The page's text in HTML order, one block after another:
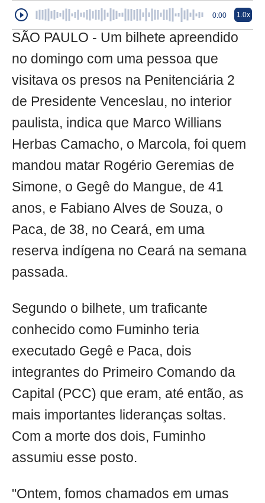
0:00 1.0x
SÃO PAULO - Um bilhete apreendido
no domingo com uma pessoa que
visitava os presos na Penitenciária 2
de Presidente Venceslau, no interior
paulista, indica que Marco Willians
Herbas Camacho, o Marcola, foi quem
mandou matar Rogério Geremias de
Simone, o Gegê do Mangue, de 41
anos, e Fabiano Alves de Souza, o
Paca, de 38, no Ceará, em uma
reserva indígena no Ceará na semana
passada.
Segundo o bilhete, um traficante
conhecido como Fuminho teria
executado Gegê e Paca, dois
integrantes do Primeiro Comando da
Capital (PCC) que eram, até então, as
mais importantes lideranças soltas.
Com a morte dos dois, Fuminho
assumiu esse posto.
"Ontem, fomos chamados em umas